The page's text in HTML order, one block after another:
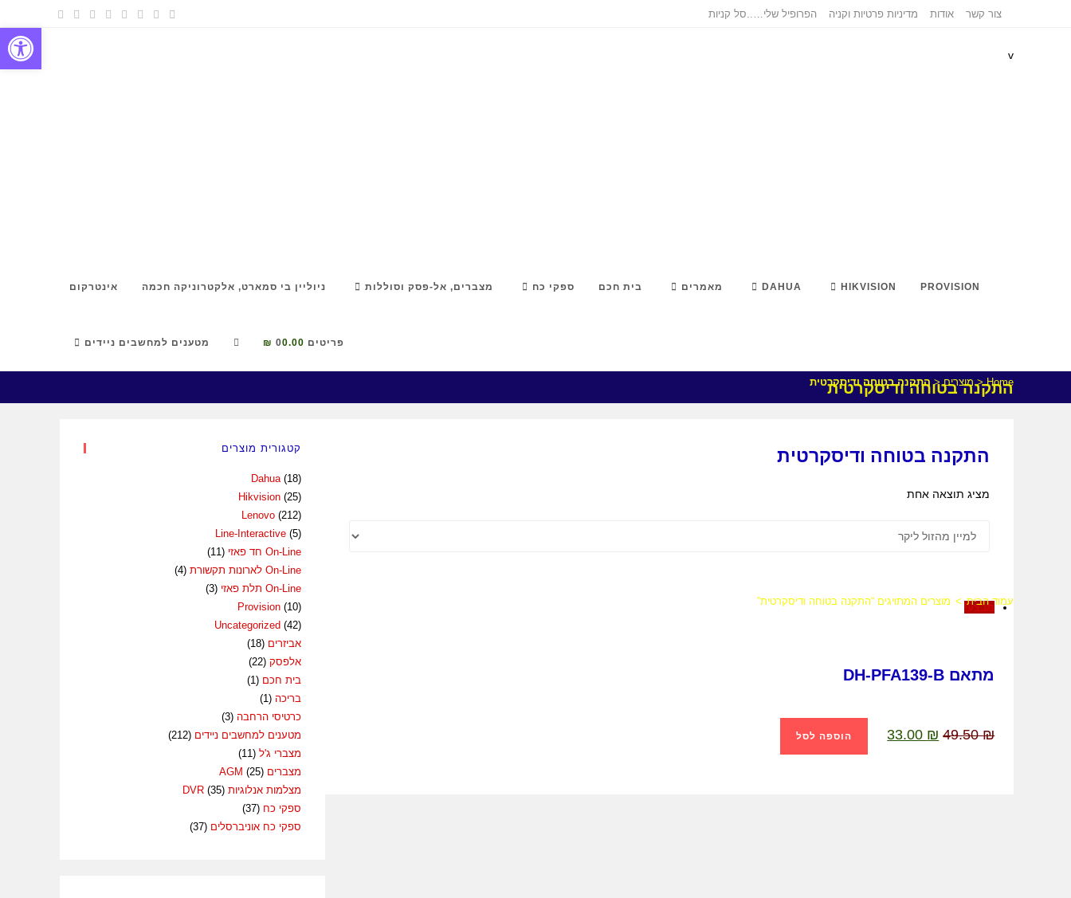
צור קשר אודות מדיניות פרטיות וקניה הפרופיל שלי…..סל קניות
v
אינטרקום ניוליין בי סמארט, אלקטרוניקה חכמה מצברים, אל-פסק וסוללות ספקי כח בית חכם מאמרים DAHUA HIKVISION PROVISION
מטענים למחשבים ניידים פריטים 0 0.00 ₪
התקנה בטוחה ודיסקרטית
Home
<מוצרים< התקנה בטוחה ודיסקרטית
עמוד הבית > מוצרים המתויגים “התקנה בטוחה ודיסקרטית”
התקנה בטוחה ודיסקרטית
מציג תוצאה אחת
מבצע!
מתאם DH-PFA139-B
49.50₪
33.00 ₪ הוספה לסל
קטגורית מוצרים
Dahua (18)
Hikvision (25)
Lenovo (212)
Line-Interactive (5)
On-Line חד פאזי
(11)
On-Line לארונות תקשורת
(4)
On-Line תלת פאזי
(3)
Provision (10)
Uncategorized (42)
אביזרים (18)
אלפסק (22)
בית חכם (1)
בריכה (1)
כרטיסי הרחבה (3)
מטענים למחשבים ניידים (212)
מצברי ג'ל (11)
מצברים AGM (25)
מצלמות אנלוגיות DVR (35)
ספקי כח (37)
ספקי כח אוניברסלים (37)